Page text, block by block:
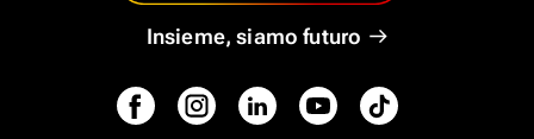
Insieme, siamo futuro